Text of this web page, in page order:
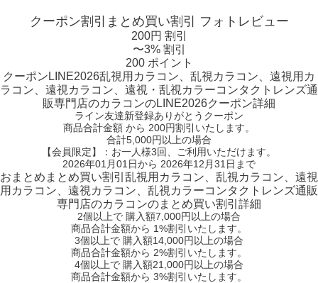
クーポン割引 まとめ買い割引 フォトレビュー
200円 割引
〜3% 割引
200 ポイント
クーポン LINE2026乱視用カラコン、乱視カラコン、遠視用カ
ラコン、遠視カラコン、遠視・乱視カラーコンタクトレンズ通
販専門店のカラコンのLINE2026クーポン詳細
ライン友達新登録ありがとうクーポン
商品合計金額 から 200円割引 いたします。
合計5,000円以上の場合
【会員限定】：お一人様3回
、ご利用いただけます。
2026年01月01日から 2026年12月31日まで
おまとめ まとめ買い割引 乱視用カラコン、乱視カラコン、遠視
用カラコン、遠視カラコン、乱視カラーコンタクトレンズ通販
専門店のカラコンのまとめ買い割引詳細
2個以上で 購入額7,000円以上の場合
商品合計金額から 1%割引いたします。
3個以上で 購入額14,000円以上の場合
商品合計金額から 2%割引いたします。
4個以上で 購入額21,000円以上の場合
商品合計金額から 3%割引いたします。